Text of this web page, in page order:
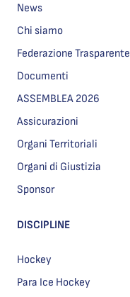
News
Chi siamo
Federazione Trasparente
Documenti
ASSEMBLEA 2026
Assicurazioni
Organi Territoriali
Organi di Giustizia
Sponsor
DISCIPLINE
Hockey
Para Ice Hockey